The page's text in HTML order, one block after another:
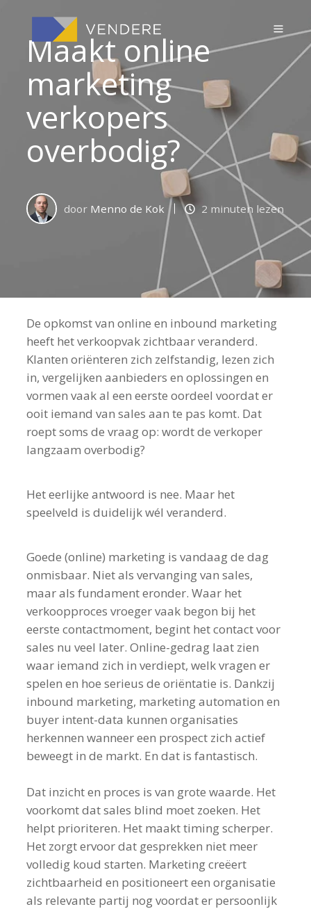
Maakt online
marketing
verkopers
overbodig?
door Menno de Kok 2 minuten lezen
De opkomst van online en inbound marketing
heeft het verkoopvak zichtbaar veranderd.
Klanten oriënteren zich zelfstandig, lezen zich
in, vergelijken aanbieders en oplossingen en
vormen vaak al een eerste oordeel voordat er
ooit iemand van sales aan te pas komt. Dat
roept soms de vraag op: wordt de verkoper
langzaam overbodig?
Het eerlijke antwoord is nee. Maar het
speelveld is duidelijk wél veranderd.
Goede (online) marketing is vandaag de dag
onmisbaar. Niet als vervanging van sales,
maar als fundament eronder. Waar het
verkoopproces vroeger vaak begon bij het
eerste contactmoment, begint het contact voor
sales nu veel later. Online-gedrag laat zien
waar iemand zich in verdiept, welk vragen er
spelen en hoe serieus de oriëntatie is. Dankzij
inbound marketing, marketing automation en
buyer intent-data kunnen organisaties
herkennen wanneer een prospect zich actief
beweegt in de markt. En dat is fantastisch.
Dat inzicht en proces is van grote waarde. Het
voorkomt dat sales blind moet zoeken. Het
helpt prioriteren. Het maakt timing scherper.
Het zorgt ervoor dat gesprekken niet meer
volledig koud starten. Marketing creëert
zichtbaarheid en positioneert een organisatie
als relevante partij nog voordat er persoonlijk